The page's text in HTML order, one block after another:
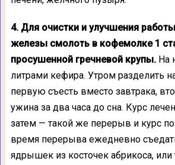
4. Для очистки и улучшения
железы смолоть в кофемолке 1
просушенной гречневой крупы. На
литрами кефира. Утром разделить
первую съесть вместо завтрака,
ужина за два часа до сна. Курс
затем — такой же перерыв и курс
время перерыва ежедневно
ядрышек из косточек абрикоса,